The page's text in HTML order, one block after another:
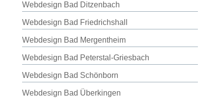
Webdesign Bad Ditzenbach
Webdesign Bad Friedrichshall
Webdesign Bad Mergentheim
Webdesign Bad Peterstal-Griesbach
Webdesign Bad Schönborn
Webdesign Bad Überkingen